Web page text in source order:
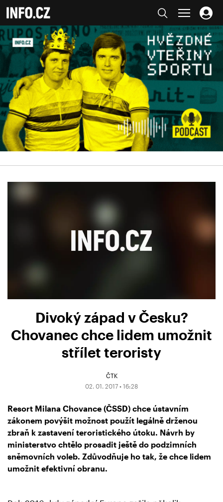
Divoký západ v Česku?
Chovanec chce lidem umožnit
střílet teroristy
ČTK
02. 01. 2017 • 16:28
Resort Milana Chovance (ČSSD) chce ústavním
zákonem povýšit možnost použít legálně drženou
zbraň k zastavení teroristického útoku. Návrh by
ministerstvo chtělo prosadit ještě do podzimních
sněmovních voleb. Zdůvodňuje ho tak, že chce lidem
umožnit efektivní obranu.